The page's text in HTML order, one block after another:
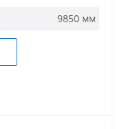
9850 мм